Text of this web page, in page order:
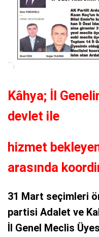
Kâhya; İl
devlet ile
hizmet
arasında
31 Mart seçimleri
partisi Adalet ve
İl Genel Meclis